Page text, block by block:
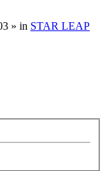
» in STAR LEAP